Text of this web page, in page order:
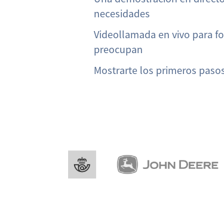
necesidades
Videollamada en vivo para
preocupan
Mostrarte los primeros